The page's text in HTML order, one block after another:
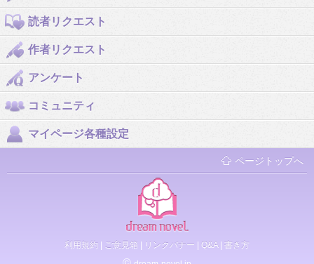
読者リクエスト
作者リクエスト
アンケート
コミュニティ
マイページ各種設定
ページトップへ
利用規約 ご意見箱 リンクバナー Q&A| 書き方